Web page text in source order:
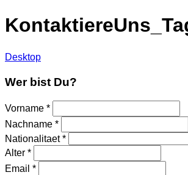
Desktop
Wer bist Du?
Vorname *
Nachname *
Nationalitaet*
Alter *
Email *